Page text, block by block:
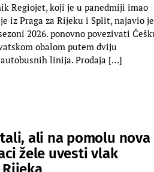
Regiojet, koji je u panedmiji imao
iz Praga za Rijeku i Split, najavio je
2026. ponovno povezivati
obalom putem dviju
linija. Prodaja […]
ali na pomolu nova
žele uvesti vlak